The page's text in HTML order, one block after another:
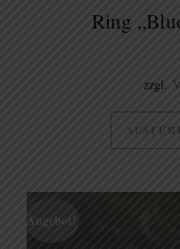
Ring
zzgl.
Angebot!